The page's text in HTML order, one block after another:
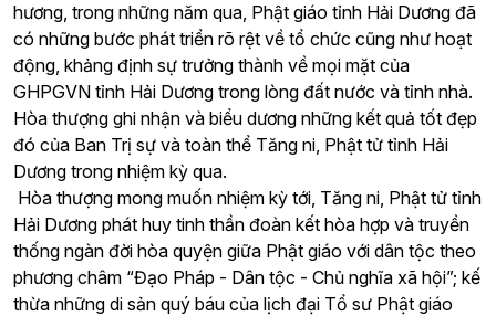
hương, trong những năm qua, Phật giáo tỉnh Hải Dương đã
có những bước phát triển rõ rệt về tổ chức cũng như hoạt
động, khảng định sự trưởng thành về mọi mặt của
GHPGVN tỉnh Hải Dương trong lòng đất nước và tỉnh nhà.
Hòa thượng ghi nhận và biểu dương những kết quả tốt đẹp
đó của Ban Trị sự và toàn thể Tăng ni, Phật tử tỉnh Hải
Dương trong nhiệm kỳ qua.
Hòa thượng mong muốn nhiệm kỳ tới, Tăng ni, Phật tử tỉnh
Hải Dương phát huy tinh thần đoàn kết hòa hợp và truyền
thống ngàn đời hòa quyện giữa Phật giáo với dân tộc theo
phương châm “Đạo Pháp - Dân tộc - Chủ nghĩa xã hội”; kế
thừa những di sản quý báu của lịch đại Tổ sư Phật giáo